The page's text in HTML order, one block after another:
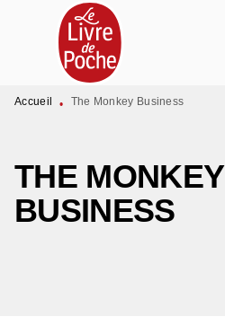
MENU RECHERCHE
PIED DE PAGE
Accueil • The Monkey Business
THE MONKEY
BUSINESS